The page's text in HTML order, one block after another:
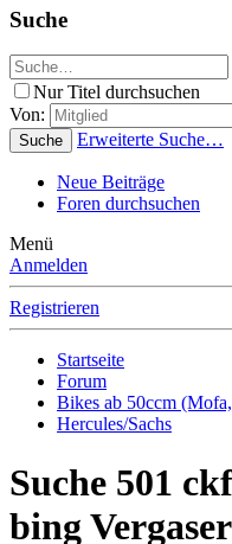
Suche
Nur Titel durchsuchen
Von:
Suche Erweiterte Suche…
Neue Beiträge
Foren durchsuchen
Menü
Anmelden
Registrieren
Startseite
Forum
Bikes ab 50ccm
Hercules/Sachs
Suche 501
bing Vergaser